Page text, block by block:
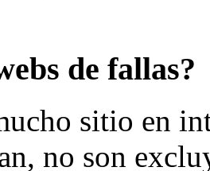
de fallas?
sitio en
no son